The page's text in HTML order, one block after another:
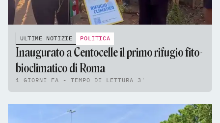
ULTIME NOTIZIE POLITICA
Inaugurato a Centocelle il primo rifugio fito-
bioclimatico di Roma
1 GIORNI FA - TEMPO DI LETTURA 3'